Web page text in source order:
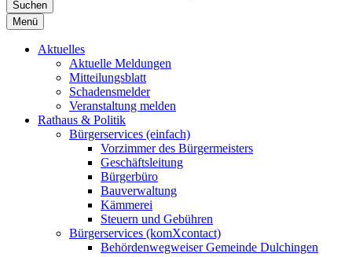
Suchen
Menü
Aktuelles
Aktuelle Meldungen
Mitteilungsblatt
Schadensmelder
Veranstaltung melden
Rathaus & Politik
Bürgerservices (einfach)
Vorzimmer des Bürgermeisters
Geschäftsleitung
Bürgerbüro
Bauverwaltung
Kämmerei
Steuern und Gebühren
Bürgerservices (komXcontact)
Behördenwegweiser Gemeinde Dulchingen